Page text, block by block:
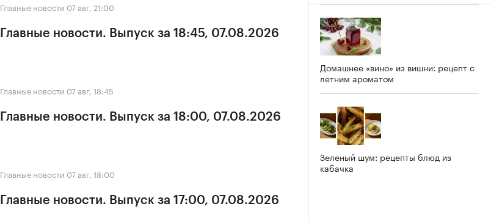
Главные новости 07 авг, 21:00
Главные новости. Выпуск за 18:45, 07.08.2026
Главные новости 07 авг, 18:45
Главные новости. Выпуск за 18:00, 07.08.2026
Главные новости 07 авг, 18:00
Главные новости. Выпуск за 17:00, 07.08.2026
Домашнее «вино» из вишни: рецепт с
летним ароматом
Зеленый шум: рецепты блюд из
кабачка